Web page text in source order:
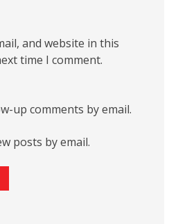
and website in this
time I comment.
up comments by email.
posts by email.